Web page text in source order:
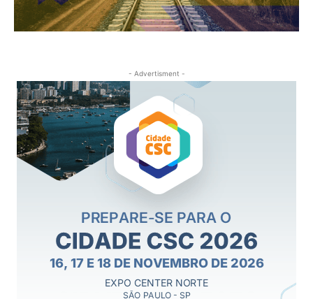
- Advertisment -